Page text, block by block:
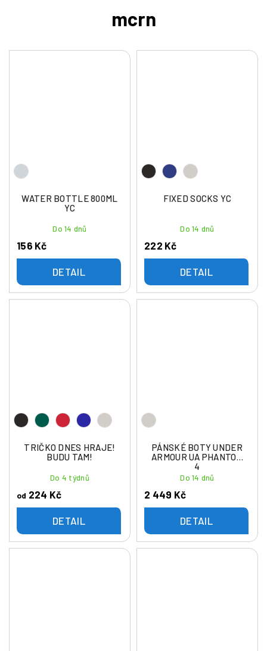
mcrn
WATER BOTTLE 800ML
YC
Do 14 dnů
156 Kč
DETAIL
FIXED SOCKS YC
Do 14 dnů
222 Kč
DETAIL
TRIČKO DNES HRAJE!
BUDU TAM!
Do 4 týdnů
od 224 Kč
DETAIL
PÁNSKÉ BOTY UNDER
ARMOUR UA PHANTOM
4
Do 14 dnů
2 449 Kč
DETAIL